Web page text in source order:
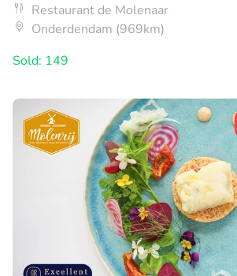
Restaurant de Molenaar
Onderdendam (969km)
Sold: 149